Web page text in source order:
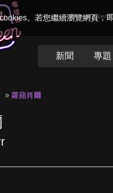
。若您繼續瀏覽網頁，
Welcome toDramaQueen
新聞 專題
蘿蘋肖爾